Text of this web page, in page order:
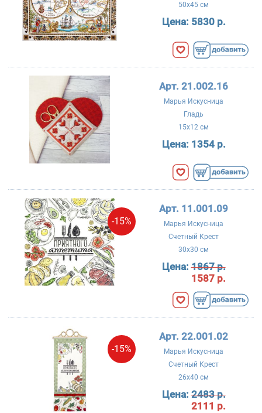
50x45 см
Цена: 5830 р.
Арт. 21.002.16
Марья Искусница
Гладь
15x12 см
Цена: 1354 р.
-15%
Арт. 11.001.09
Марья Искусница
Счетный Крест
30x30 см
Цена:1867 р.
1587 р.
-15%
Арт. 22.001.02
Марья Искусница
Счетный Крест
26x40 см
Цена:2483 р.
2111 р.